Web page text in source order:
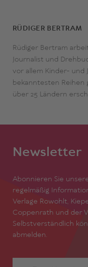
RÜDIGER BERTRAM
Rüdiger Bertram
Journalist und
vor allem Kinder- und
bekanntesten Reihen
über 25 Ländern
Newsletter
Abonnieren Sie
regelmäßig
Verlage Rowohlt,
Coppenrath und der
Selbstverständlich
abmelden.